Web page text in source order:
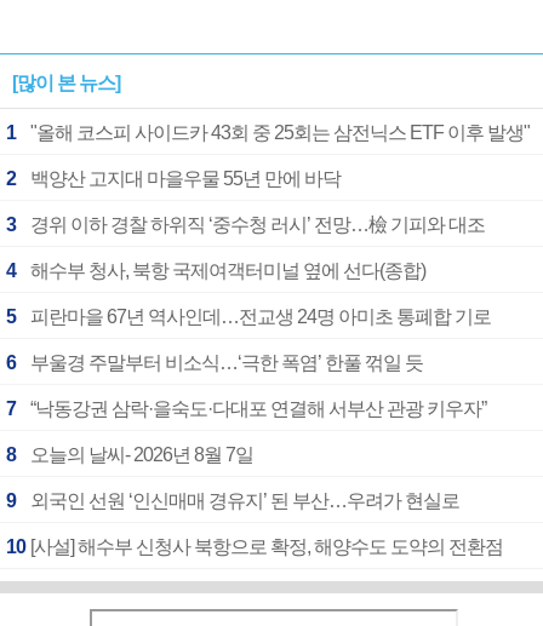
[많이 본 뉴스]
1 "올해 코스피 사이드카 43회 중 25회는 삼전닉스 ETF 이후 발생"
2 백양산 고지대 마을우물 55년 만에 바닥
3 경위 이하 경찰 하위직 ‘중수청 러시’ 전망…檢 기피와 대조
4 해수부 청사, 북항 국제여객터미널 옆에 선다(종합)
5 피란마을 67년 역사인데…전교생 24명 아미초 통폐합 기로
6 부울경 주말부터 비소식…‘극한 폭염’ 한풀 꺾일 듯
7 “낙동강권 삼락·을숙도·다대포 연결해 서부산 관광 키우자”
8 오늘의 날씨- 2026년 8월 7일
9 외국인 선원 ‘인신매매 경유지’ 된 부산…우려가 현실로
10 [사설] 해수부 신청사 북항으로 확정, 해양수도 도약의 전환점